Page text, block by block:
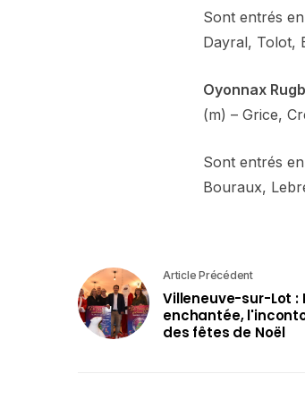
Sont entrés
Dayral, Tolot,
Oyonnax
(m) – Grice,
Sont entrés
Bouraux,
Article Précédent
Villeneuve-sur-Lot :
enchantée,
des fêtes de Noël